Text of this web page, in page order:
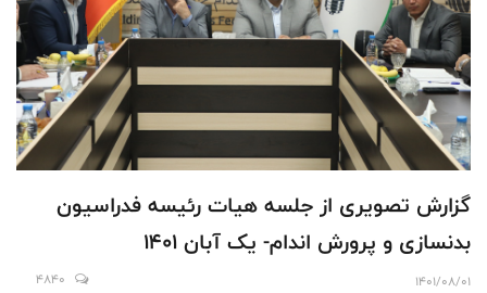
گزارش تصویری از جلسه هیات رئیسه فدراسیون
بدنسازی و پرورش اندام- یک آبان 1401
1401/08/01
4840